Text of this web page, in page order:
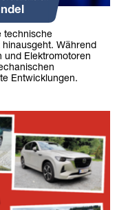
technische
Während
und Elektromotoren
Entwicklungen.